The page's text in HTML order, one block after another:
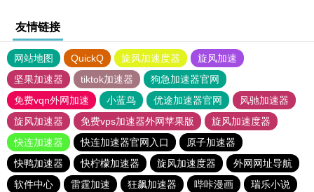
友情链接
网站地图 QuickQ 旋风加速度器
旋风加速
坚果加速器
tiktok加速器
狗急加速器官网
免费vqn外网加速
小蓝鸟 优途加速器官网
风驰加速器
旋风加速器
免费vps加速器外网苹果版
旋风加速度器
快连加速器
快连加速器官网入口
原子加速器
快鸭加速器
快柠檬加速器 旋风加速度器
外网网址导航
软件中心
雷霆加速 狂飙加速器 哔咔漫画
瑞乐小说